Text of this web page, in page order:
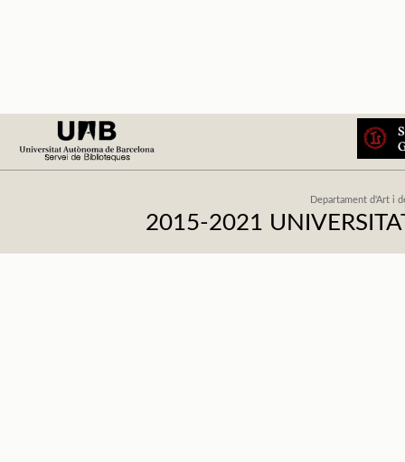
Departament d'Art i
2015-2021